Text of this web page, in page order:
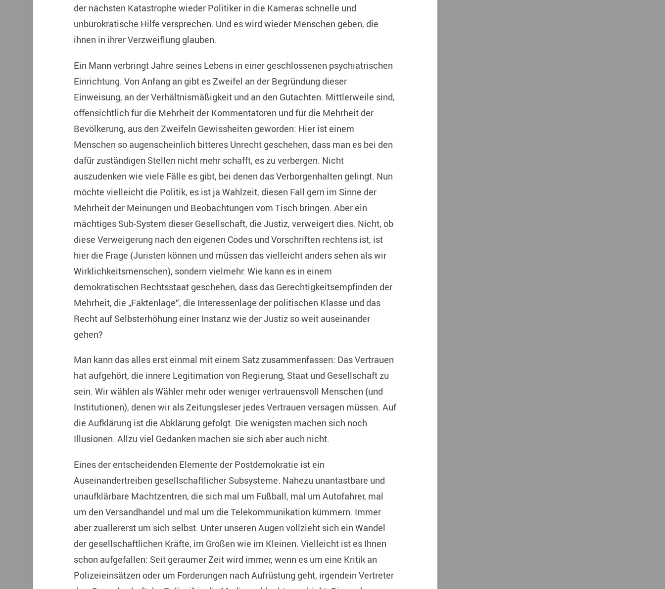
der nächsten Katastrophe wieder Politiker in die Kameras schnelle und
unbürokratische Hilfe versprechen. Und es wird wieder Menschen geben, die
ihnen in ihrer Verzweiflung glauben.
Ein Mann verbringt Jahre seines Lebens in einer geschlossenen psychiatrischen
Einrichtung. Von Anfang an gibt es Zweifel an der Begründung dieser
Einweisung, an der Verhältnismäßigkeit und an den Gutachten. Mittlerweile sind,
offensichtlich für die Mehrheit der Kommentatoren und für die Mehrheit der
Bevölkerung, aus den Zweifeln Gewissheiten geworden: Hier ist einem
Menschen so augenscheinlich bitteres Unrecht geschehen, dass man es bei den
dafür zuständigen Stellen nicht mehr schafft, es zu verbergen. Nicht
auszudenken wie viele Fälle es gibt, bei denen das Verborgenhalten gelingt. Nun
möchte vielleicht die Politik, es ist ja Wahlzeit, diesen Fall gern im Sinne der
Mehrheit der Meinungen und Beobachtungen vom Tisch bringen. Aber ein
mächtiges Sub-System dieser Gesellschaft, die Justiz, verweigert dies. Nicht, ob
diese Verweigerung nach den eigenen Codes und Vorschriften rechtens ist, ist
hier die Frage (Juristen können und müssen das vielleicht anders sehen als wir
Wirklichkeitsmenschen), sondern vielmehr: Wie kann es in einem
demokratischen Rechtsstaat geschehen, dass das Gerechtigkeitsempfinden der
Mehrheit, die „Faktenlage“, die Interessenlage der politischen Klasse und das
Recht auf Selbsterhöhung einer Instanz wie der Justiz so weit auseinander
gehen?
Man kann das alles erst einmal mit einem Satz zusammenfassen: Das Vertrauen
hat aufgehört, die innere Legitimation von Regierung, Staat und Gesellschaft zu
sein. Wir wählen als Wähler mehr oder weniger vertrauensvoll Menschen (und
Institutionen), denen wir als Zeitungsleser jedes Vertrauen versagen müssen. Auf
die Aufklärung ist die Abklärung gefolgt. Die wenigsten machen sich noch
Illusionen. Allzu viel Gedanken machen sie sich aber auch nicht.
Eines der entscheidenden Elemente der Postdemokratie ist ein
Auseinandertreiben gesellschaftlicher Subsysteme. Nahezu unantastbare und
unaufklärbare Machtzentren, die sich mal um Fußball, mal um Autofahrer, mal
um den Versandhandel und mal um die Telekommunikation kümmern. Immer
aber zuallererst um sich selbst. Unter unseren Augen vollzieht sich ein Wandel
der gesellschaftlichen Kräfte, im Großen wie im Kleinen. Vielleicht ist es Ihnen
schon aufgefallen: Seit geraumer Zeit wird immer, wenn es um eine Kritik an
Polizeieinsätzen oder um Forderungen nach Aufrüstung geht, irgendein Vertreter